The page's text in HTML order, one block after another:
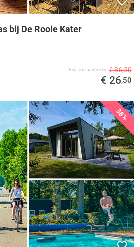
bij De Rooie Kater
Prijs van aanbieder € 36,50
€ 26,50
38%